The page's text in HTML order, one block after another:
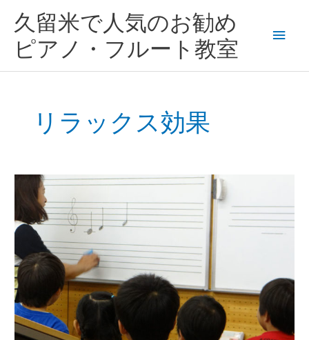
久留米で人気のお勧め
ピアノ・フルート教室
イ
ン
リラックス効果
か
な
る
子
供
の
習